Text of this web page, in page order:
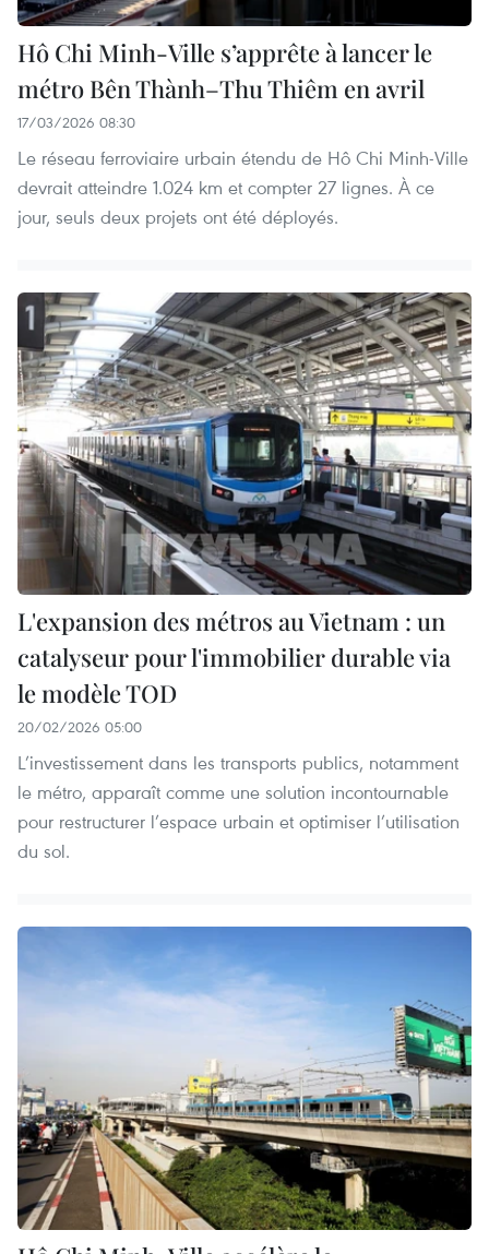
Hô Chi Minh-Ville s’apprête à lancer le
métro Bên Thành–Thu Thiêm en avril
17/03/2026 08:30
Le réseau ferroviaire urbain étendu de Hô Chi Minh-Ville
devrait atteindre 1.024 km et compter 27 lignes. À ce
jour, seuls deux projets ont été déployés.
L'expansion des métros au Vietnam : un
catalyseur pour l'immobilier durable via
le modèle TOD
20/02/2026 05:00
L’investissement dans les transports publics, notamment
le métro, apparaît comme une solution incontournable
pour restructurer l’espace urbain et optimiser l’utilisation
du sol.